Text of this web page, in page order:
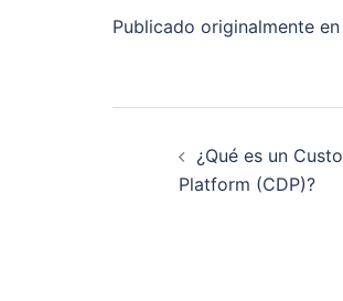
Publicado originalmente en
¿Qué es un
Platform (CDP)?